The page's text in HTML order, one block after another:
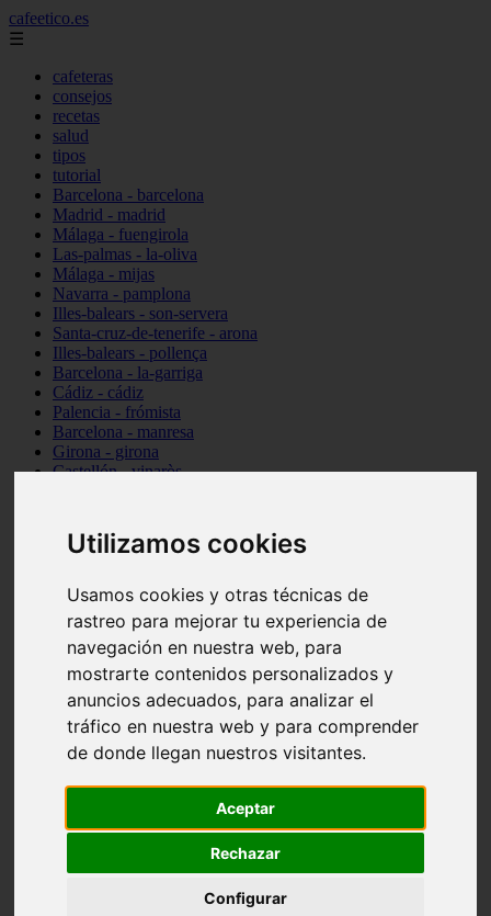
Utilizamos cookies
Usamos cookies y otras técnicas de
rastreo para mejorar tu experiencia de
navegación en nuestra web, para
mostrarte contenidos personalizados y
anuncios adecuados, para analizar el
tráfico en nuestra web y para comprender
de donde llegan nuestros visitantes.
Aceptar
Rechazar
Configurar
cafeetico.es
☰
cafeteras
consejos
recetas
salud
tipos
tutorial
Barcelona - barcelona
Madrid - madrid
Málaga - fuengirola
Las-palmas - la-oliva
Málaga - mijas
Navarra - pamplona
Illes-balears - son-servera
Santa-cruz-de-tenerife - arona
Illes-balears - pollença
Barcelona - la-garriga
Cádiz - cádiz
Palencia - frómista
Barcelona - manresa
Girona - girona
Castellón - vinaròs
Málaga - nerja
Girona - blanes
Málaga - marbella
Asturias - gijón
Girona - figueres
Alicante - santa-pola
Almería - roquetas-de-mar
Girona - tossa-de-mar
Barcelona - sant-cugat-del-vallès
Alicante - l39alfàs-del-pi
Barcelona - vilanova-i-la-geltrú
Castellón - peñíscola
Illes-balears - sant-josep-de-sa-talaia